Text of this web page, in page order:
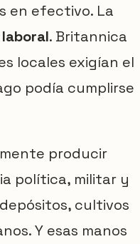
en efectivo. La
. Britannica
locales exigían el
podía cumplirse
producir
política, militar y
cultivos
Y esas manos